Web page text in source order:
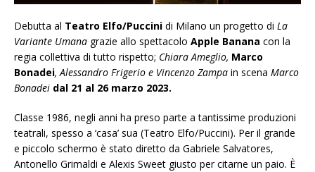
Debutta al Teatro Elfo/Puccini di Milano un progetto di La
Variante Umana grazie allo spettacolo Apple Banana con la
regia collettiva di tutto rispetto; Chiara Ameglio, Marco
Bonadei, Alessandro Frigerio e Vincenzo Zampa in scena Marco
Bonadei dal 21 al 26 marzo 2023.
Classe 1986, negli anni ha preso parte a tantissime produzioni
teatrali, spesso a ‘casa’ sua (Teatro Elfo/Puccini). Per il grande
e piccolo schermo è stato diretto da Gabriele Salvatores,
Antonello Grimaldi e Alexis Sweet giusto per citarne un paio. È